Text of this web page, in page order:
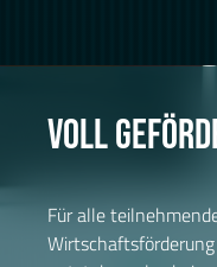
VOLL
Für alle